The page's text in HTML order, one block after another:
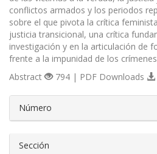
conflictos armados y los periodos
sobre el que pivota la crítica
justicia transicional, una crítica
investigación y en la articulación de
frente a la impunidad de los
Abstract
794 | PDF Downloads
Número
Sección